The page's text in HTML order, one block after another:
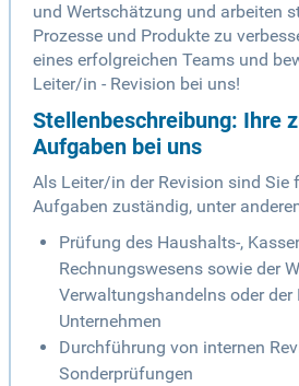
und Wertschätzung und arbeiten
Prozesse und Produkte zu
eines erfolgreichen Teams und
Leiter/in - Revision bei uns!
Stellenbeschreibung: Ihre
Aufgaben bei uns
Als Leiter/in der Revision sind Sie
Aufgaben zuständig, unter
Prüfung des Haushalts-,
Rechnungswesens sowie der
Verwaltungshandelns oder
Unternehmen
Durchführung von internen
Sonderprüfungen